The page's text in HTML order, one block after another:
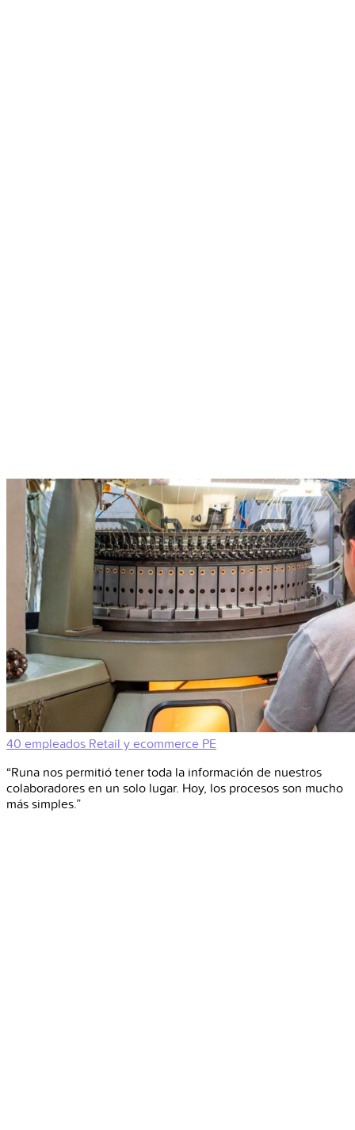
40 empleados Retail y ecommerce PE
“Runa nos permitió tener toda la información de nuestros
colaboradores en un solo lugar. Hoy, los procesos son mucho
más simples.”